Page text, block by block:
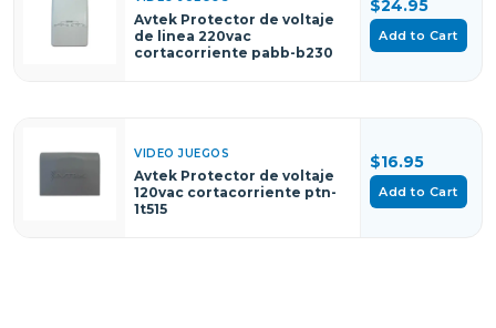
Avtek Protector de voltaje
de linea 220vac
cortacorriente pabb-b230
$24.95
Add to Cart
VIDEO JUEGOS
Avtek Protector de voltaje
120vac cortacorriente ptn-
1t515
$16.95
Add to Cart